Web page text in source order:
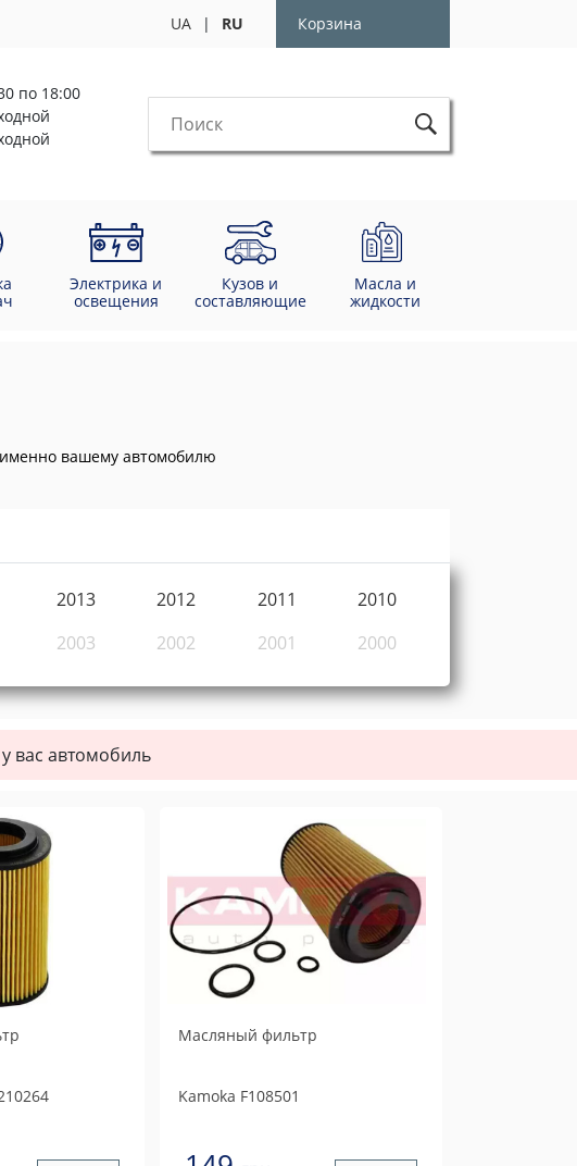
UA | RU Корзина
по 18:00
Электрика и
освещения
Кузов и
составляющие
Масла и
жидкости
именно вашему автомобилю
2013 2012 2011
2010
2003 2002 2001 2000
вас автомобиль
Масляный фильтр
Kamoka F108501